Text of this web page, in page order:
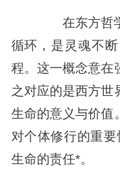
在东方哲学
循环，是灵魂不
程。这一概念意在
之对应的是西方世
生命的意义与价值
对个体修行的重
生命的责任*。